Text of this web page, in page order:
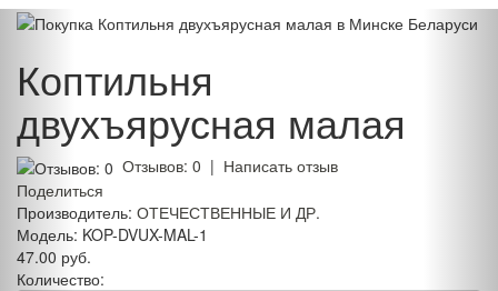
Коптильня
двухъярусная малая
Отзывов: 0 | Написать отзыв
Поделиться
Производитель: ОТЕЧЕСТВЕННЫЕ И ДР.
Модель: KOP-DVUX-MAL-1
47.00 руб.
Количество: